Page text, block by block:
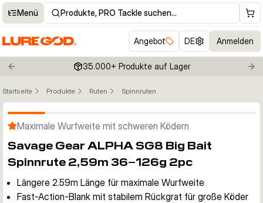
Menü Produkte, PRO Tackle suchen…
Angebot DE Anmelden
Previous slide 35.000+ Produkte auf Lager
Startseite Produkte Ruten SpinnrutenKlicken um Zoom zu aktivieren
Maximale Wurfweite mit schweren Ködern
Savage Gear ALPHA SG8 Big Bait
Spinnrute 2,59m 36–126g 2pc
Längere 2.59m Länge für maximale Wurfweite
Fast-Action-Blank mit stabilem Rückgrat für große Köder